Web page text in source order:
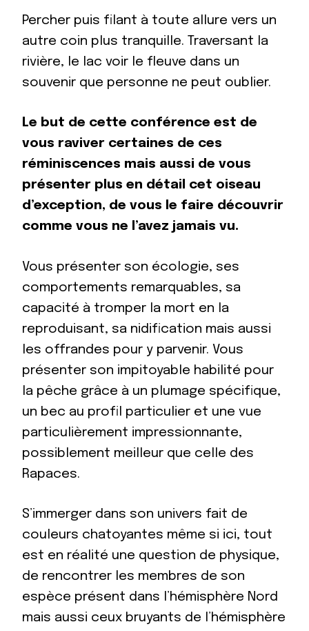
Percher puis filant à toute allure vers un
autre coin plus tranquille. Traversant la
rivière, le lac voir le fleuve dans un
souvenir que personne ne peut oublier.
Le but de cette conférence est de
vous raviver certaines de ces
réminiscences mais aussi de vous
présenter plus en détail cet oiseau
d’exception, de vous le faire découvrir
comme vous ne l’avez jamais vu.
Vous présenter son écologie, ses
comportements remarquables, sa
capacité à tromper la mort en la
reproduisant, sa nidification mais aussi
les offrandes pour y parvenir. Vous
présenter son impitoyable habilité pour
la pêche grâce à un plumage spécifique,
un bec au profil particulier et une vue
particulièrement impressionnante,
possiblement meilleur que celle des
Rapaces.
S’immerger dans son univers fait de
couleurs chatoyantes même si ici, tout
est en réalité une question de physique,
de rencontrer les membres de son
espèce présent dans l’hémisphère Nord
mais aussi ceux bruyants de l’hémisphère